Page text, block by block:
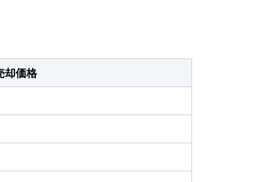
却価格